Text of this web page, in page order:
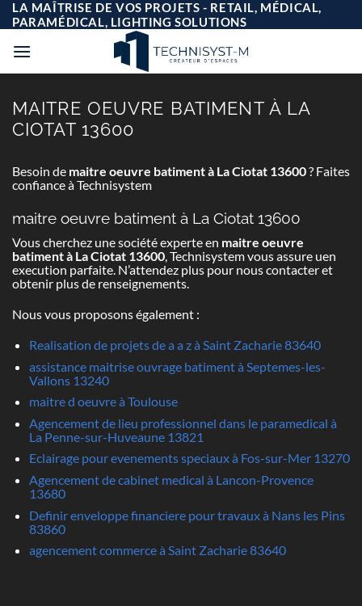
Passer
au
contenu
LA MAÎTRISE DE VOS PROJETS - RETAIL, MÉDICAL,
PARAMÉDICAL, LIGHTING SOLUTIONS
MAITRE OEUVRE BATIMENT À LA
CIOTAT 13600
Besoin de maitre oeuvre batiment à La Ciotat 13600? Faites
confiance à Technisystem
maitre oeuvre batiment à La Ciotat 13600
Vous cherchez une société experte en maitre oeuvre
batiment à La Ciotat 13600, Technisystem vous assure uen
execution parfaite. N’attendez plus pour nous contacter et
obtenir plus de renseignements.
Nous vous proposons également :
Realisation de projets de a a z à Saint Zacharie 83640
assistance maitrise ouvrage batiment à Septemes-les-
Vallons 13240
maitre d oeuvre à Toulouse
Agencement de lieu professionnel dans le paramedical à
La Penne-sur-Huveaune 13821
Eclairage pour evenements speciaux à Fos-sur-Mer 13270
Agencement de cabinet medical à Lancon-Provence
13680
Definir enveloppe financiere pour travaux à Nans les Pins
83860
agencement commerce à Saint Zacharie 83640